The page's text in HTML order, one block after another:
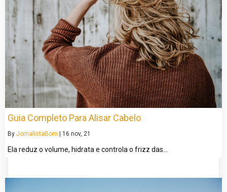
Guia Completo Para Alisar Cabelo
By JornalistaBom 16 nov, 21
Ela reduz o volume, hidrata e controla o frizz das…